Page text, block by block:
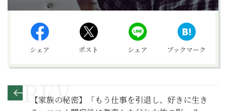
シェア ポスト シェア ブックマーク
【家族の秘密】「もう仕事を引退し、好きに生き